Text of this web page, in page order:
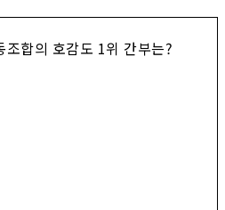
조합의 호감도 1위 간부는?